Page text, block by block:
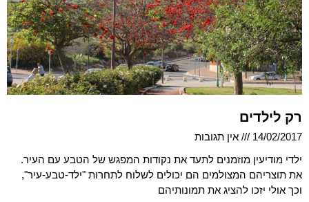
רק לילדים
14/02/2017
אין תגובות
ילדי מודיעין מוזמנים לתעד את נקודות המפגש של הטבע עם העיר.
את תוצריהם המצולמים הם יכולים לשלוח לתחרות "ילד-טבע-עיר",
וכך אולי יזכו להציג את תמונותיהם